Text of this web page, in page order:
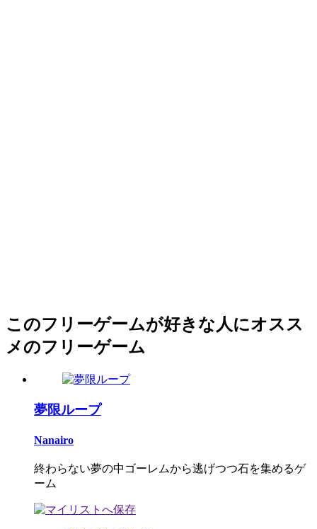
このフリーゲームが好きな人にオスス
メのフリーゲーム
夢限ループ
Nanairo
終わらない夢の中ゴーレムから逃げつつ石を集めるゲ
ーム